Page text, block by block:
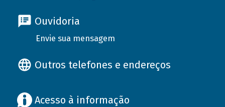
Ouvidoria
Envie sua mensagem
Outros telefones e endereços
Acesso à informação